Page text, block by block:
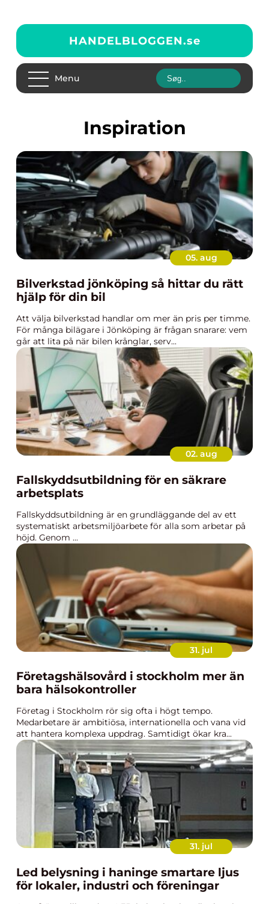
HANDELBLOGGEN.se
Menu
inspiration
05. aug
Bilverkstad jönköping så hittar du rätt
hjälp för din bil
Att välja bilverkstad handlar om mer än pris per timme.
För många bilägare i Jönköping är frågan snarare: vem
går att lita på när bilen krånglar, serv...
02. aug
Fallskyddsutbildning för en säkrare
arbetsplats
Fallskyddsutbildning är en grundläggande del av ett
systematiskt arbetsmiljöarbete för alla som arbetar på
höjd. Genom ...
31. jul
Företagshälsovård i stockholm mer än
bara hälsokontroller
Företag i Stockholm rör sig ofta i högt tempo.
Medarbetare är ambitiösa, internationella och vana vid
att hantera komplexa uppdrag. Samtidigt ökar kra...
31. jul
Led belysning i haninge smartare ljus
för lokaler, industri och föreningar